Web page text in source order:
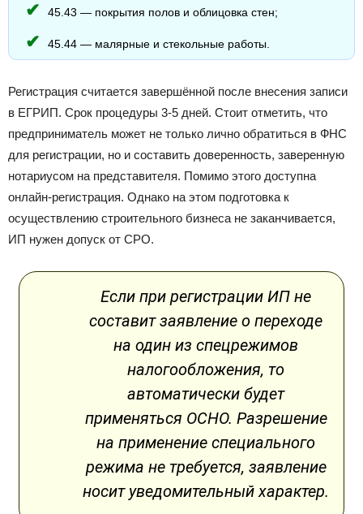
45.43 — покрытия полов и облицовка стен;
45.44 — малярные и стекольные работы.
Регистрация считается завершённой после внесения записи
в ЕГРИП. Срок процедуры 3-5 дней. Стоит отметить, что
предприниматель может не только лично обратиться в ФНС
для регистрации, но и составить доверенность, заверенную
нотариусом на представителя. Помимо этого доступна
онлайн-регистрация. Однако на этом подготовка к
осуществлению строительного бизнеса не заканчивается,
ИП нужен допуск от СРО.
Если при регистрации ИП не
составит заявление о переходе
на один из спецрежимов
налогообложения, то
автоматически будет
применяться ОСНО. Разрешение
на применение специального
режима не требуется, заявление
носит уведомительный характер.